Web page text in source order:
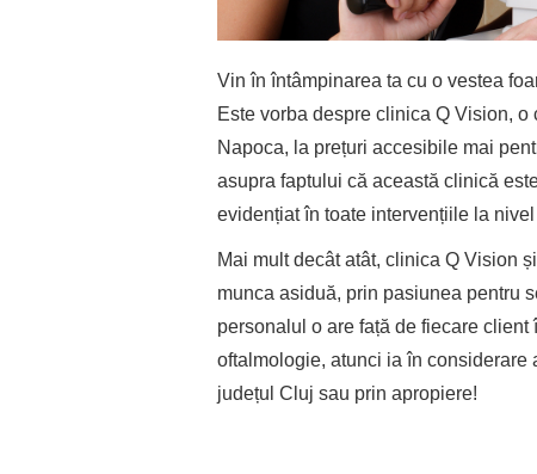
Vin în întâmpinarea ta cu o vestea
Este vorba despre clinica Q Vision,
Napoca, la prețuri accesibile mai
asupra faptului că această clinică
evidențiat în toate intervențiile la
Mai mult decât atât, clinica Q Vision
munca asiduă, prin pasiunea pentru
personalul o are față de fiecare
oftalmologie, atunci ia în considerare
județul Cluj sau prin apropiere!